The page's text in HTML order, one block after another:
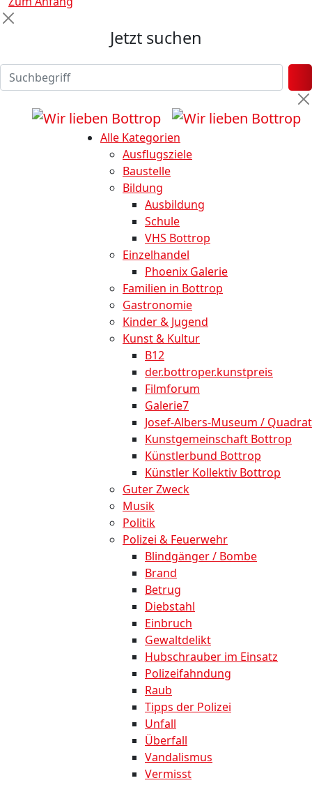
Jetzt suchen
Alle Kategorien
Ausflugsziele
Baustelle
Bildung
Ausbildung
Schule
VHS Bottrop
Einzelhandel
Phoenix Galerie
Familien in Bottrop
Gastronomie
Kinder & Jugend
Kunst & Kultur
B12
der.bottroper.kunstpreis
Filmforum
Galerie7
Josef-Albers-Museum / Quadrat
Kunstgemeinschaft Bottrop
Künstlerbund Bottrop
Künstler Kollektiv Bottrop
Guter Zweck
Musik
Politik
Polizei & Feuerwehr
Blindgänger / Bombe
Brand
Betrug
Diebstahl
Einbruch
Gewaltdelikt
Hubschrauber im Einsatz
Polizeifahndung
Raub
Tipps der Polizei
Unfall
Überfall
Vandalismus
Vermisst